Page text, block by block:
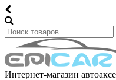
Интернет-магазин